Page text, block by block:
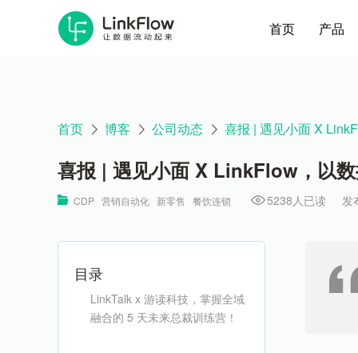
首页 产品
首页 博客 公司动态 喜报 | 遇见小面 X
喜报 | 遇见小面 X LinkFlow，以
CDP 营销自动化 新零售 餐饮连锁 5238人已读 发
目录
LinkTalk x 游读科技 ，掌握全域
融合的 5 天未来总裁训练营！